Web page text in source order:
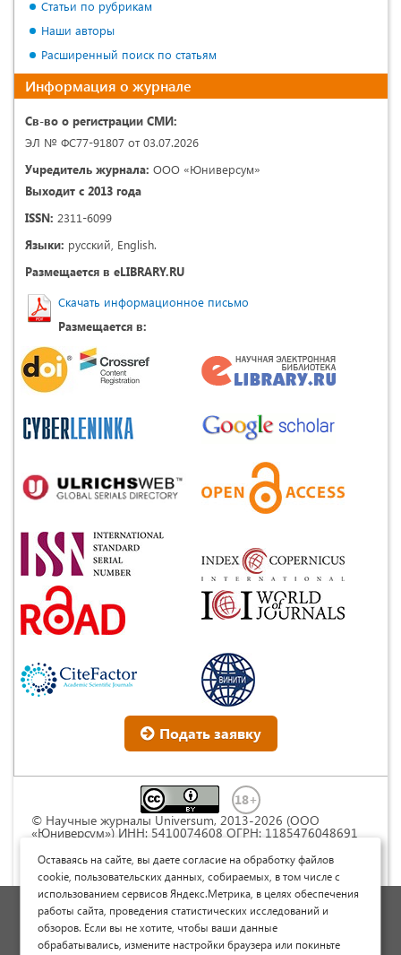
Статьи по рубрикам
Наши авторы
Расширенный поиск по статьям
Информация о журнале
Св-во о регистрации СМИ:
ЭЛ № ФС77-91807 от 03.07.2026
Учредитель журнала: ООО «Юниверсум»
Выходит с 2013 года
ISSN: 2311-6099
Языки: русский, English.
Размещается в eLIBRARY.RU
Скачать информационное письмо
Размещается в:
Подать заявку
© Научные журналы Universum, 2013-2026 (ООО
«Юниверсум») ИНН: 5410074608 ОГРН: 1185476048691
Commons « Attribution» («Атрибуция») 4.0
Непортированная
Политика обработки персональных данных
Договор оферты
Оставаясь на сайте, вы даете согласие на обработку файлов
cookie, пользовательских данных, собираемых, в том числе с
использованием сервисов Яндекс.Метрика, в целях обеспечения
работы сайта, проведения статистических исследований и
обзоров. Если вы не хотите, чтобы ваши данные
обрабатывались, измените настройки браузера или покиньте